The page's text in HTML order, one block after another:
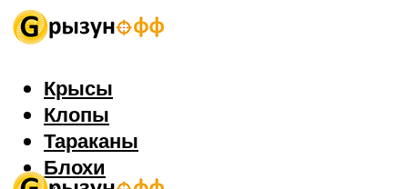
Крысы
Клопы
Тараканы
Блохи